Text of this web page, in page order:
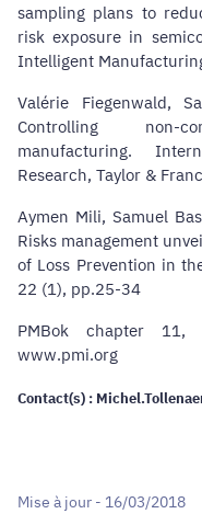
sampling plans to
risk exposure in
Intelligent
Valérie Fiegenwald,
Controlling non-
manufacturing.
Research, Taylor &
Aymen Mili, Samuel
Risks management
of Loss Prevention in
22 (1), pp.25-34
PMBok chapter 11,
www.pmi.org
Contact(s) :
Mise à jour - 16/03/2018